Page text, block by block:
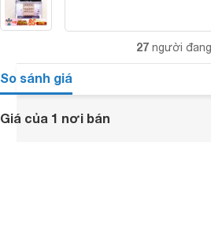
27 người
So sánh giá
Giá của 1 nơi bán